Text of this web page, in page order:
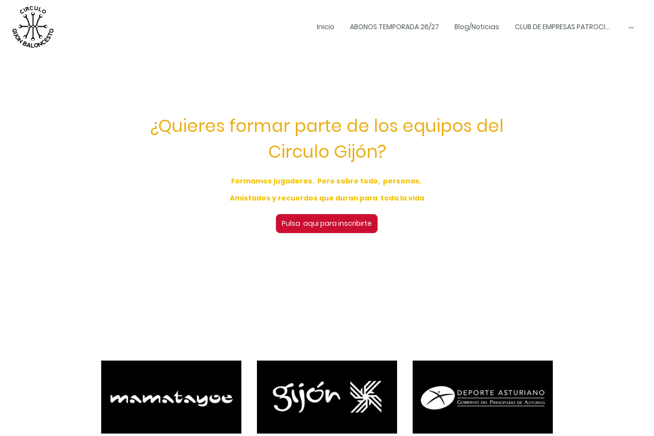
Inicio ABONOS TEMPORADA 26/27 Blog/Noticias CLUB DE EMPRESAS PATROCINADORAS
¿Quieres formar parte de los equipos del
Circulo Gijón?
Formamos jugadores. Pero sobre todo, personas.
Amistades y recuerdos que duran para toda la vida
Pulsa aqui para inscribirte